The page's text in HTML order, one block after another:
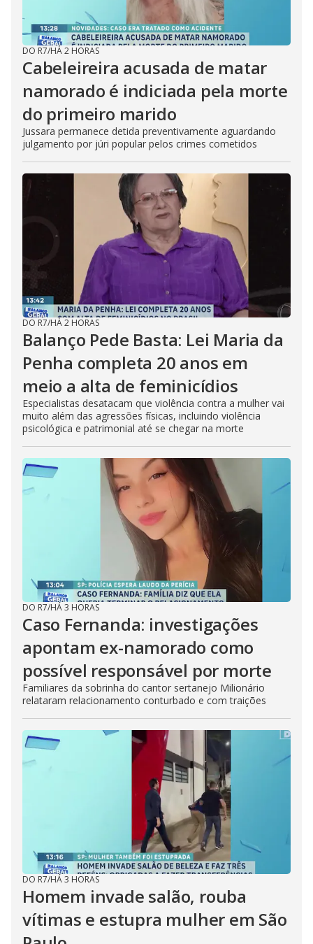
DO R7/HÁ 2 HORAS
Cabeleireira acusada de matar
namorado é indiciada pela morte
do primeiro marido
Jussara permanece detida preventivamente aguardando
julgamento por júri popular pelos crimes cometidos
DO R7/HÁ 2 HORAS
Balanço Pede Basta: Lei Maria da
Penha completa 20 anos em
meio a alta de feminicídios
Especialistas desatacam que violência contra a mulher vai
muito além das agressões físicas, incluindo violência
psicológica e patrimonial até se chegar na morte
DO R7/HÁ 3 HORAS
Caso Fernanda: investigações
apontam ex-namorado como
possível responsável por morte
Familiares da sobrinha do cantor sertanejo Milionário
relataram relacionamento conturbado e com traições
DO R7/HÁ 3 HORAS
Homem invade salão, rouba
vítimas e estupra mulher em São